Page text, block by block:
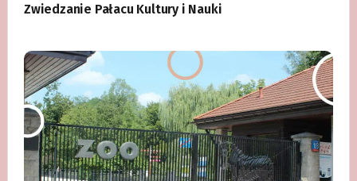
Zwiedzanie Pałacu Kultury i Nauki